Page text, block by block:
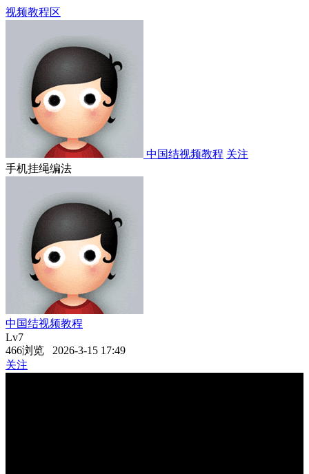
视频教程区
中国结视频教程 关注
手机挂绳编法
中国结视频教程
Lv7
466浏览 2026-3-15 17:49
关注